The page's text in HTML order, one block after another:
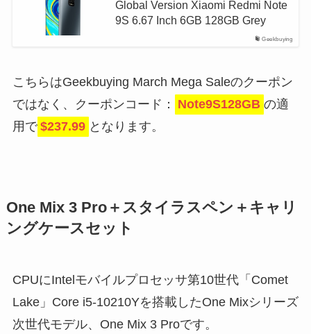
Geekbuying
Global Version Xiaomi Redmi Note
9S 6.67 Inch 6GB 128GB Grey
こちらはGeekbuying March Mega Saleのクーポン
ではなく、クーポンコード：
Note9S128GB の適
用で $237.99 となります。
One Mix 3 Pro＋スタイラスペン＋キャリ
ングケースセット
CPUにIntelモバイルプロセッサ第10世代「Comet
Lake」Core i5-10210Yを搭載したOne Mixシリーズ
次世代モデル、One Mix 3 Proです。